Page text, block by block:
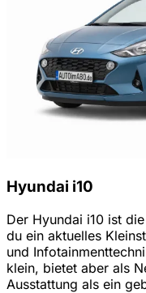
Hyundai i10
Der Hyundai i10 ist
du ein aktuelles
und
klein, bietet aber als
Ausstattung als ein